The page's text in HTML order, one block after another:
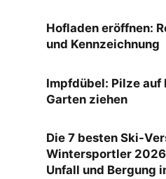
Hofladen eröffnen:
und Kennzeichnung
Impfdübel: Pilze auf
Garten ziehen
Die 7 besten Ski-
Wintersportler
Unfall und Bergung